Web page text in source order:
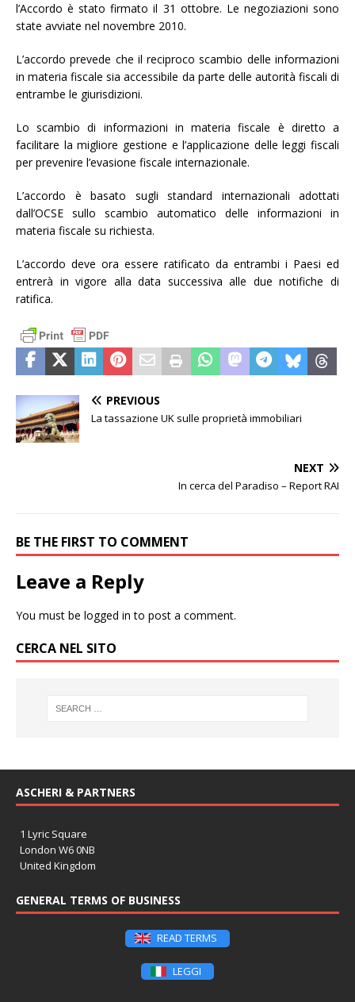
l’Accordo è stato firmato il 31 ottobre. Le negoziazioni sono
state avviate nel novembre 2010.
L’accordo prevede che il reciproco scambio delle informazioni
in materia fiscale sia accessibile da parte delle autorità fiscali di
entrambe le giurisdizioni.
Lo scambio di informazioni in materia fiscale è diretto a
facilitare la migliore gestione e l’applicazione delle leggi fiscali
per prevenire l’evasione fiscale internazionale.
L’accordo è basato sugli standard internazionali adottati
dall’OCSE sullo scambio automatico delle informazioni in
materia fiscale su richiesta.
L’accordo deve ora essere ratificato da entrambi i Paesi ed
entrerà in vigore alla data successiva alle due notifiche di
ratifica.
PREVIOUS
La tassazione UK sulle proprietà immobiliari
NEXT
In cerca del Paradiso – Report RAI
BE THE FIRST TO COMMENT
Leave a Reply
You must be logged in to post a comment.
CERCA NEL SITO
ASCHERI & PARTNERS
1 Lyric Square
London W6 0NB
United Kingdom
GENERAL TERMS OF BUSINESS
READ TERMS
LEGGI